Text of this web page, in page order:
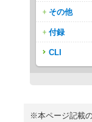
その他
付録
CLI
※本ページ記載